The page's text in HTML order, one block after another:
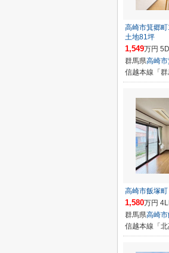
高崎市箕郷
土地81坪
1,549万円
群馬県高崎市
信越本線「
高崎市飯塚
1,580万円
群馬県高崎市
信越本線「